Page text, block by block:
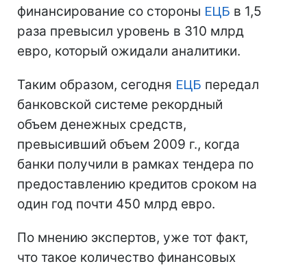
финансирование со стороны ЕЦБ в 1,5
раза превысил уровень в 310 млрд
евро, который ожидали аналитики.
Таким образом, сегодня ЕЦБ передал
банковской системе рекордный
объем денежных средств,
превысивший объем 2009 г., когда
банки получили в рамках тендера по
предоставлению кредитов сроком на
один год почти 450 млрд евро.
По мнению экспертов, уже тот факт,
что такое количество финансовых